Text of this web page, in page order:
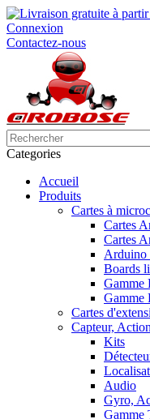
Connexion
Contactez-nous
Categories
Accueil
Produits
Cartes à
Cartes
Cartes
Arduino
Boards
Gamme
Gamme
Cartes
Capteur,
Kits
Audio
Gyro,
Gamme